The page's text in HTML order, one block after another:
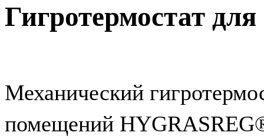
Гигро­термостат
Механический
помещений